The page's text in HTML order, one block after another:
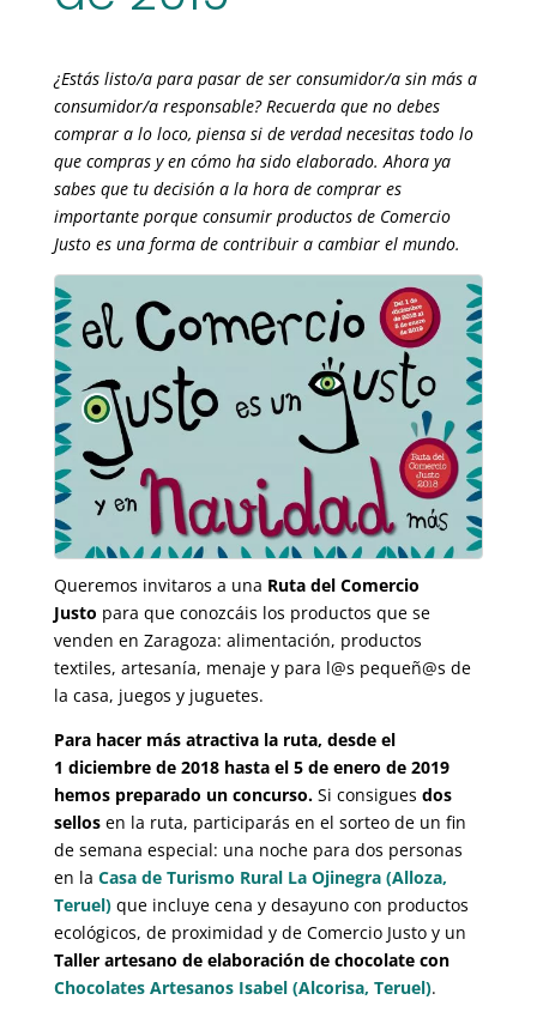
¿Estás listo/a para pasar de ser consumidor/a sin más a
consumidor/a responsable? Recuerda que no debes
comprar a lo loco, piensa si de verdad necesitas todo lo
que compras y en cómo ha sido elaborado. Ahora ya
sabes que tu decisión a la hora de comprar es
importante porque consumir productos de Comercio
Justo es una forma de contribuir a cambiar el mundo.
Queremos invitaros a una Ruta del Comercio
Justo para que conozcáis los productos que se
venden en Zaragoza: alimentación, productos
textiles, artesanía, menaje y para l@s pequeñ@s de
la casa, juegos y juguetes.
Para hacer más atractiva la ruta, desde el
1 diciembre de 2018 hasta el 5 de enero de 2019
hemos preparado un concurso. Si consigues dos
sellosen la ruta, participarás en el sorteo de un fin
de semana especial: una noche para dos personas
en la Casa de Turismo Rural La Ojinegra (Alloza,
Teruel)que incluye cena y desayuno con productos
ecológicos, de proximidad y de Comercio Justo y un
Taller artesano de elaboración de chocolate con
Chocolates Artesanos Isabel (Alcorisa, Teruel).